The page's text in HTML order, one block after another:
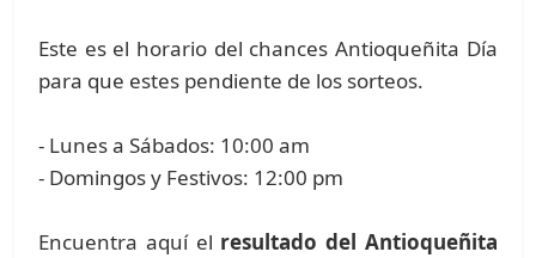
Este es el horario del chances Antioqueñita Día
para que estes pendiente de los sorteos.
- Lunes a Sábados: 10:00 am
- Domingos y Festivos: 12:00 pm
Encuentra aquí el resultado del Antioqueñita